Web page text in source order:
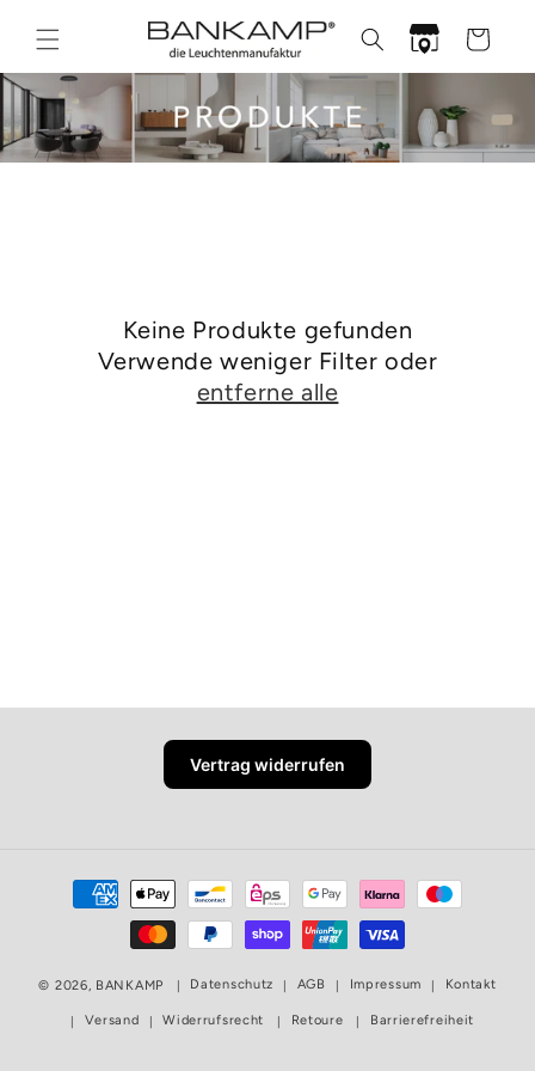
zum
Inhalt
Händlersuche
Keine Produkte gefunden
Verwende weniger Filter oder
entferne alle
Vertrag widerrufen
Zahlungsmethoden
© 2026, BANKAMP Datenschutz AGB Impressum Kontakt
Versand Widerrufsrecht Retoure Barrierefreiheit